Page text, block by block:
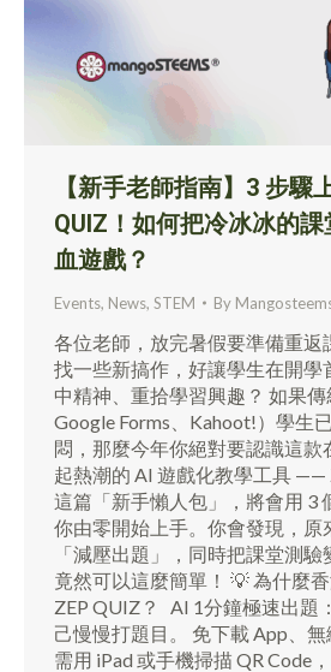
【新手老師指南】3 步驟
QUIZ！如何把冷冰冰的
血遊戲？
Events, News, STEM By
各位老師，放完暑假要準備重返
找一些新搞作，好讓學生在開學
中精神、重拾學習興趣？ 如果
Google Forms、Kahoot!）學生
悶，那麼今年你絕對要認識這款
起熱潮的 AI 遊戲化教學工具 ——
這篇「新手懶人包」，將會用 3
你由零開始上手。你會發現，原
「減壓出題」，同時把課堂測驗
竟然可以這麼簡單！ 💡 為什麼
ZEP QUIZ？ AI 1分鐘極速出題
己慢慢打題目。 免下載 App、無
需用 iPad 或手機掃描 QR Code